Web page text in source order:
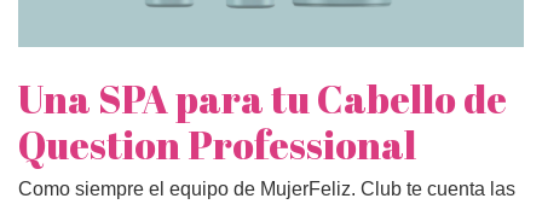
Una SPA para tu Cabello de
Question Professional
Como siempre el equipo de MujerFeliz. Club te cuenta las